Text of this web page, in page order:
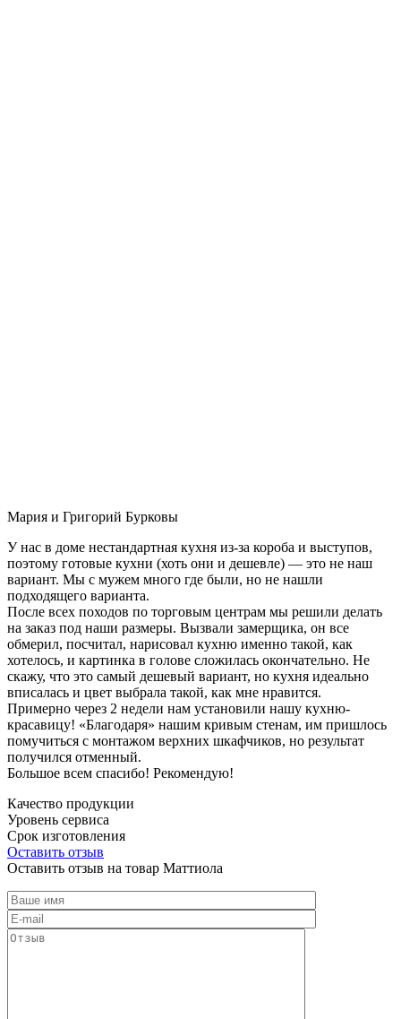
Мария и Григорий Бурковы
У нас в доме нестандартная кухня из-за короба и выступов,
поэтому готовые кухни (хоть они и дешевле) — это не наш
вариант. Мы с мужем много где были, но не нашли
подходящего варианта.
После всех походов по торговым центрам мы решили делать
на заказ под наши размеры. Вызвали замерщика, он все
обмерил, посчитал, нарисовал кухню именно такой, как
хотелось, и картинка в голове сложилась окончательно. Не
скажу, что это самый дешевый вариант, но кухня идеально
вписалась и цвет выбрала такой, как мне нравится.
Примерно через 2 недели нам установили нашу кухню-
красавицу! «Благодаря» нашим кривым стенам, им пришлось
помучиться с монтажом верхних шкафчиков, но результат
получился отменный.
Большое всем спасибо! Рекомендую!
Качество продукции
Уровень сервиса
Срок изготовления
Оставить отзыв
Оставить отзыв на товар Маттиола